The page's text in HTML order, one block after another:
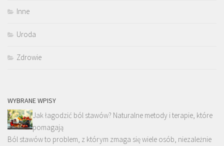
Inne
Uroda
Zdrowie
WYBRANE WPISY
Jak łagodzić ból stawów? Naturalne metody i terapie, które
pomagają
Ból stawów to problem, z którym zmaga się wiele osób, niezależnie